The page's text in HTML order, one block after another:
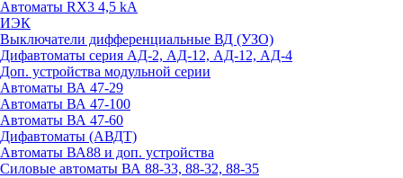
Автоматы RX3 4,5 kA
ИЭК
Выключатели дифференциальные ВД (УЗО)
Дифавтоматы серия АД-2, АД-12, АД-12, АД-4
Доп. устройства модульной серии
Автоматы ВА 47-29
Автоматы ВА 47-100
Автоматы ВА 47-60
Дифавтоматы (АВДТ)
Автоматы ВА88 и доп. устройства
Силовые автоматы ВА 88-33, 88-32, 88-35